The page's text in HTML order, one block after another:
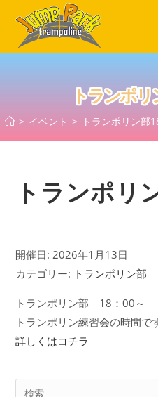
ス
トランポリ
> イベント > トランポリン部
トランポリ
開催日: 2026年1月13日
カテゴリー: トランポリン部
トランポリン部 18：00～
トランポリン練習会の時間で
詳しくはコチラ